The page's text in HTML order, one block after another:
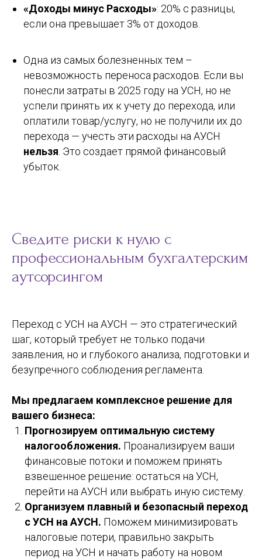
«Доходы минус Расходы»: 20% с разницы,
если она превышает 3% от доходов.
Одна из самых болезненных тем –
невозможность переноса расходов. Если вы
понесли затраты в 2025 году на УСН, но не
успели принять их к учету до перехода, или
оплатили товар/услугу, но не получили их до
перехода — учесть эти расходы на АУСН
нельзя . Это создает прямой финансовый
убыток.
Сведите риски к нулю с
профессиональным бухгалтерским
аутсорсингом
Переход с УСН на АУСН — это стратегический
шаг, который требует не только подачи
заявления, но и глубокого анализа, подготовки и
безупречного соблюдения регламента.
Мы предлагаем комплексное решение для
вашего бизнеса:
Прогнозируем оптимальную систему
налогообложения. Проанализируем ваши
финансовые потоки и поможем принять
взвешенное решение: остаться на УСН,
перейти на АУСН или выбрать иную систему.
Организуем плавный и безопасный переход
с УСН на АУСН. Поможем минимизировать
налоговые потери, правильно закрыть
период на УСН и начать работу на новом